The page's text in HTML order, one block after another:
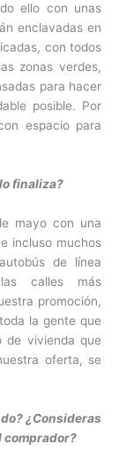
ello con unas
enclavadas en
con todos
zonas verdes,
para hacer
posible. Por
espacio para
finaliza?
mayo con una
incluso muchos
de línea
calles más
promoción,
la gente que
de vivienda que
oferta, se
¿Consideras
comprador?